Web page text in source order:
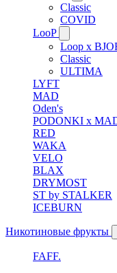
Classic
COVID
LooP
Loop x
Classic
ULTIMA
LYFT
MAD
Oden's
PODONKI x
RED
WAKA
VELO
BLAX
DRYMOST
ST by STALKER
ICEBURN
Никотиновые фрукты
FAFF.